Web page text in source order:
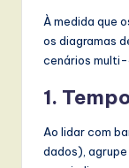
À medida que
os diagramas
cenários multi-
1.
Ao lidar com
dados),